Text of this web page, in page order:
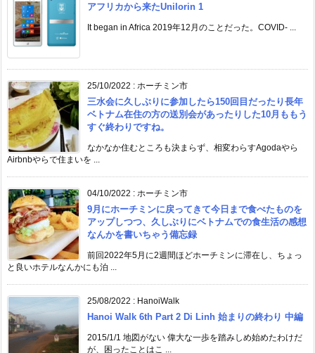
アフリカから来たUnilorin 1
It began in Africa 2019年12月のことだった。COVID- ...
25/10/2022 : ホーチミン市
三水会に久しぶりに参加したら150回目だったり長年
ベトナム在住の方の送別会があったりした10月ももう
すぐ終わりですね。
なかなか住むところも決まらず、相変わらすAgodaやら
Airbnbやらで住まいを ...
04/10/2022 : ホーチミン市
9月にホーチミンに戻ってきて今日まで食べたものを
アップしつつ、久しぶりにベトナムでの食生活の感想
なんかを書いちゃう備忘録
前回2022年5月に2週間ほどホーチミンに滞在し、ちょっ
と良いホテルなんかにも泊 ...
25/08/2022 : HanoiWalk
Hanoi Walk 6th Part 2 Di Linh 始まりの終わり 中編
2015/1/1 地図がない 偉大な一歩を踏みしめ始めたわけだ
が、困ったことはこ ...